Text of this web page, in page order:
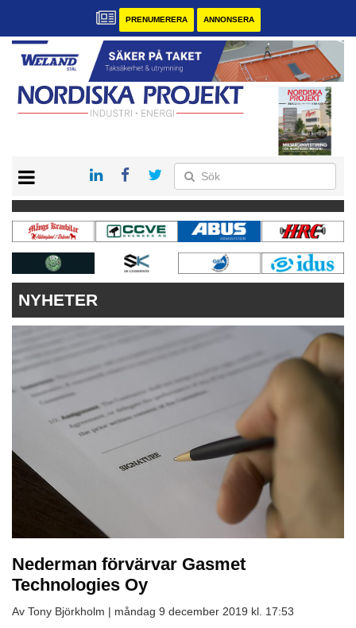
PRENUMERERA ANNONSERA
KONTAKT
VÅRA ANDRA MAGASIN
PRENUMERERA
ANNONSERA
NYHETER
Nederman förvärvar Gasmet
Technologies Oy
Av Tony Björkholm | måndag 9 december 2019 kl. 17:53